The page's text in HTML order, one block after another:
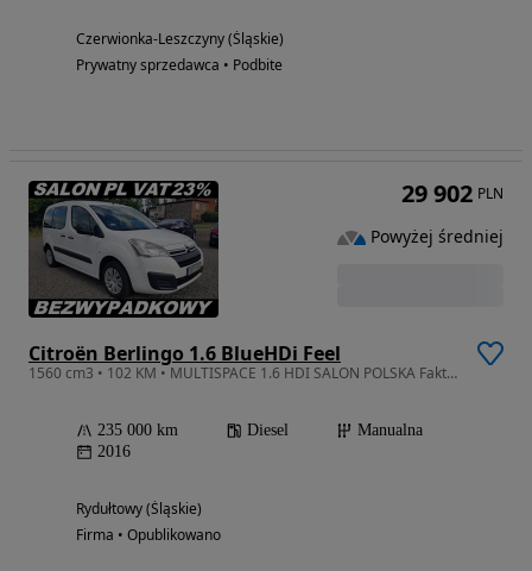
Czerwionka-Leszczyny (Śląskie)
Prywatny sprzedawca • Podbite
Citroën Berlingo 1.6 BlueHDi Feel
1560 cm3 • 102 KM • MULTISPACE 1.6 HDI SALON POLSKA Faktura VAT23% Brutto Bezwypadkowy
235 000 km Diesel
Manualna
2016
Rydułtowy (Śląskie)
Firma • Opublikowano
29 902 PLN
Powyżej średniej